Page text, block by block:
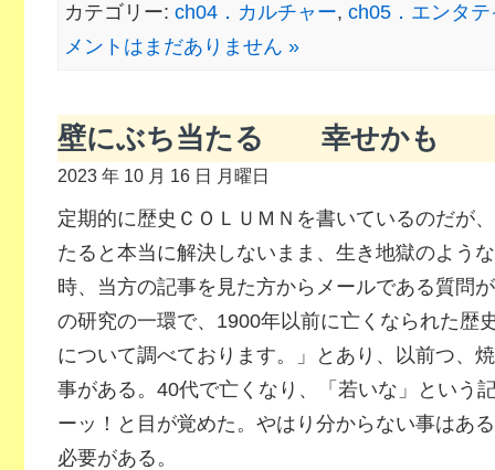
カテゴリー: ch04．カルチャー, ch05．エンタ
メントはまだありません »
壁にぶち当たる 幸せかも
2023 年 10 月 16 日 月曜日
定期的に歴史ＣＯＬＵＭＮを書いているのだが
たると本当に解決しないまま、生き地獄のよう
時、当方の記事を見た方からメールである質問
の研究の一環で、1900年以前に亡くなられた歴
について調べております。」とあり、以前つ、
事がある。40代で亡くなり、「若いな」という
ーッ！と目が覚めた。やはり分からない事はあ
必要がある。